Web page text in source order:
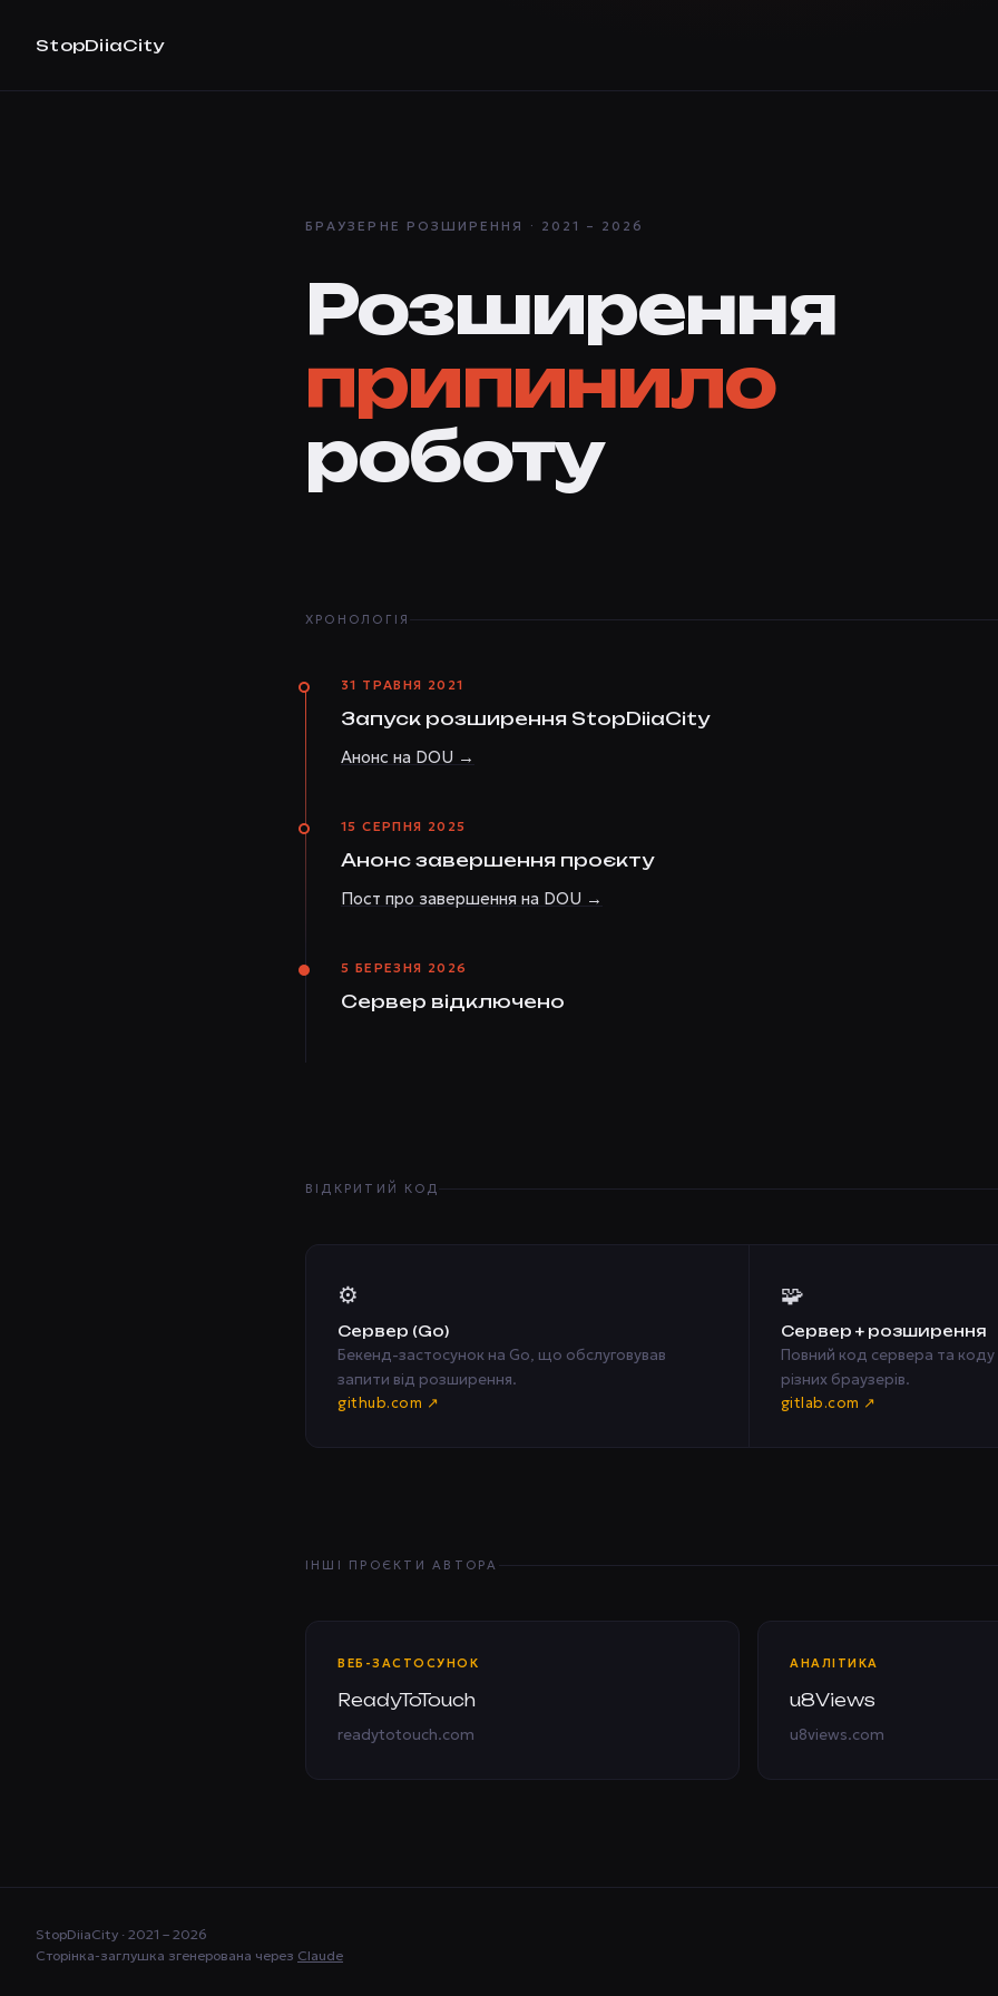
StopDiiaCity
БРАУЗЕРНЕ РОЗШИРЕННЯ · 2021 – 2026
Розширення
припинило
роботу
ХРОНОЛОГІЯ
31 ТРАВНЯ 2021
Запуск розширення StopDiiaCity
Анонс на DOU →
15 СЕРПНЯ 2025
Анонс завершення проєкту
Пост про завершення на DOU →
5 БЕРЕЗНЯ 2026
Сервер відключено
ВІДКРИТИЙ КОД
⚙️
Сервер (Go)
Бекенд-застосунок на Go, що обслуговував
запити від розширення.
github.com ↗
🧩
Сервер + розширення
Повний код сервера та
різних браузерів.
gitlab.com ↗
ІНШІ ПРОЄКТИ АВТОРА
ВЕБ-ЗАСТОСУНОК
ReadyToTouch
readytotouch.com
АНАЛІТИКА
u8Views
u8views.com
StopDiiaCity · 2021 – 2026
Сторінка-заглушка згенерована через Claude